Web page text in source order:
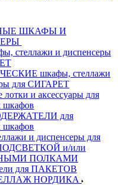
ШКАФЫ И
стеллажи и диспенсеры
шкафы, стеллажи
для СИГАРЕТ
лотки и аксессуары для
шкафов
для
шкафов
и диспенсеры для
ПОДСВЕТКОЙ и/или
ПОЛКАМИ
для ПАКЕТОВ
НОРДИКА